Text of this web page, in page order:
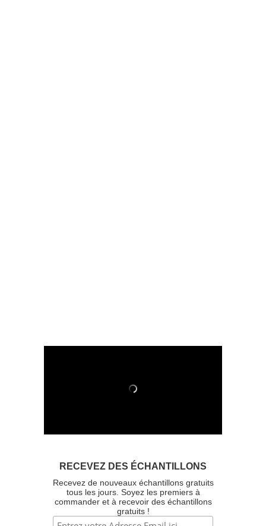
RECEVEZ DES ÉCHANTILLONS
Recevez de nouveaux échantillons gratuits
tous les jours. Soyez les premiers à
commander et à recevoir des échantillons
gratuits !